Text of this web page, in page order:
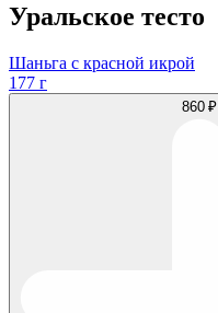
Уральское тесто
Шаньга с красной икрой
177 г
860 ₽